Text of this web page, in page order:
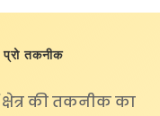
प्रो तकनीक
क्षेत्र की तकनीक का